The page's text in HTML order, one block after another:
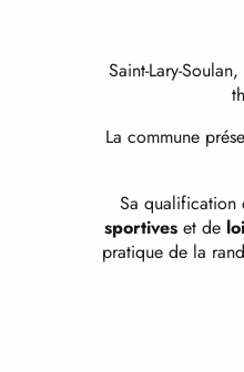
Saint-Lary-
La commune
Sa qualification
sportives et de
pratique de la